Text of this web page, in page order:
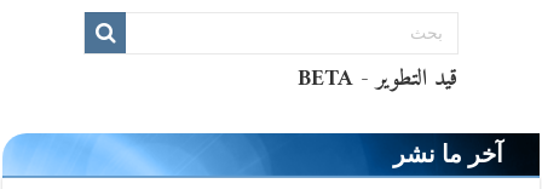
آخر ما نشر